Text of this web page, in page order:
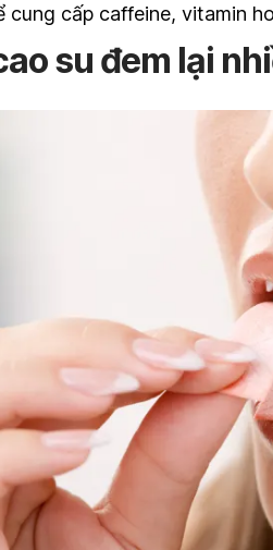
cung cấp caffeine, vitamin
su đem lại